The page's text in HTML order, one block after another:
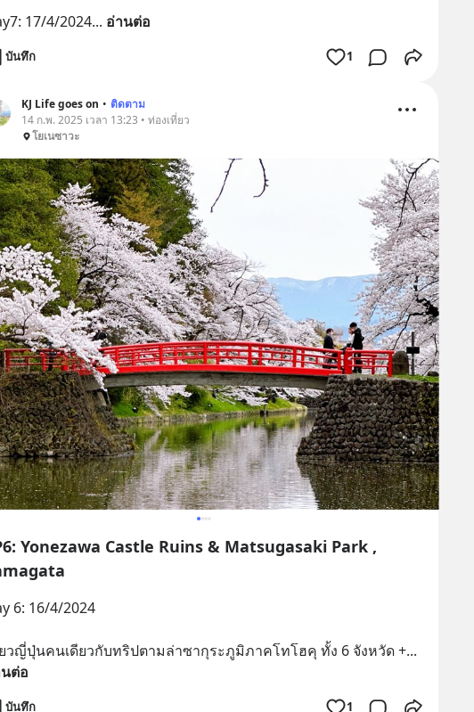
17/4/2024... อ่านต่อ
บันทึก 1
KJ Life goes on • ติดตาม
14 ก.พ. 2025 เวลา 13:23 • ท่องเที่ยว
โยเนซาวะ
Yonezawa Castle Ruins & Matsugasaki Park ,
6: 16/4/2024
วญี่ปุ่นคนเดียวกับทริปตามล่าซากุระภูมิภาคโทโฮคุ ทั้ง 6 จังหวัด +
ต่อ
บันทึก 1